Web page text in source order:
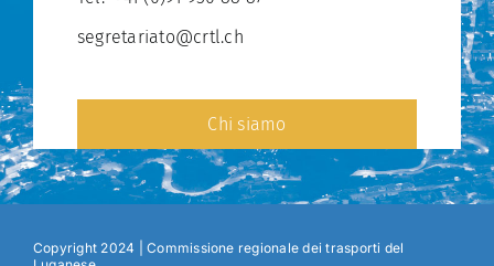
segretariato@crtl.ch
Chi siamo
Copyright 2024 | Commissione regionale dei trasporti del